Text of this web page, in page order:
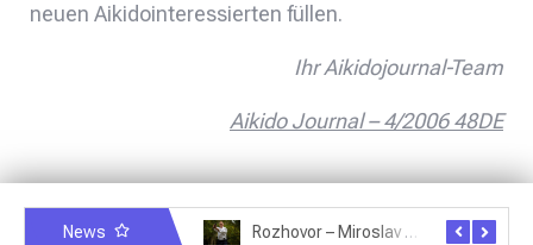
neuen Aikidointeressierten füllen.
Ihr Aikidojournal-Team
Aikido Journal – 4/2006 48DE
News Rozhovor – Miroslav Šmíd – 22.3.2025